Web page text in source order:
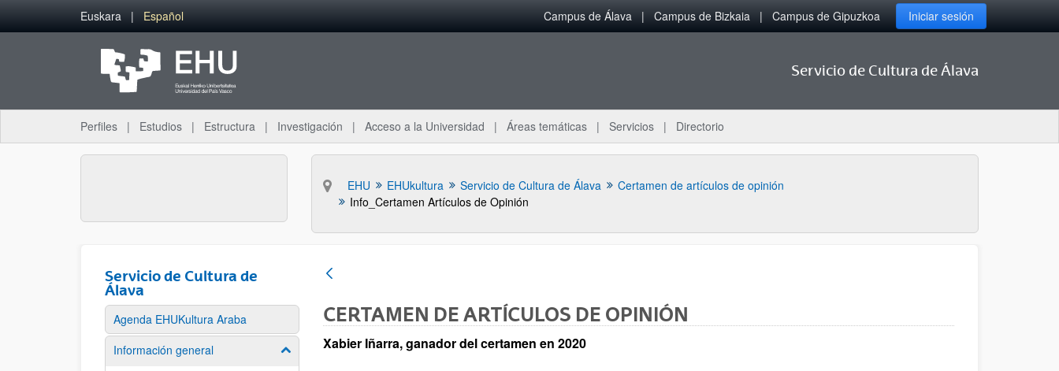
Saltar al contenido principal
Euskara Español Campus de Álava Campus de Bizkaia Campus de Gipuzkoa Iniciar sesión
Servicio de Cultura de Álava
Perfiles Estudios Estructura Investigación Acceso a la Universidad Áreas temáticas Servicios Directorio
EHU EHUkultura Servicio de Cultura de Álava
Certamen de artículos de opinión
Info_Certamen Artículos de Opinión
Servicio de Cultura de
Álava
Agenda EHUKultura Araba
Información general
Mostrar/ocultar subpáginas
CERTAMEN DE ARTÍCULOS DE OPINIÓN
Xabier Iñarra, ganador del certamen en 2020